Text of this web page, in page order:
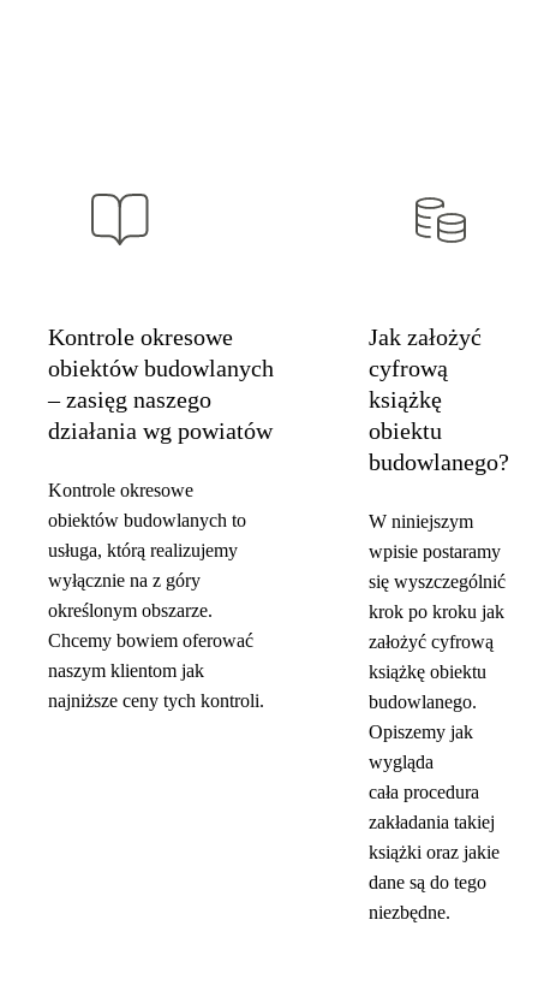
Kontrole okresowe
obiektów budowlanych
– zasięg naszego
działania wg powiatów
Kontrole okresowe
obiektów budowlanych to
usługa, którą realizujemy
wyłącznie na z góry
określonym obszarze.
Chcemy bowiem oferować
naszym klientom jak
najniższe ceny tych kontroli.
Jak założyć
cyfrową
książkę
obiektu
budowlanego?
W niniejszym
wpisie postaramy
się wyszczególnić
krok po kroku jak
założyć cyfrową
książkę obiektu
budowlanego.
Opiszemy jak
wygląda
cała procedura
zakładania takiej
książki oraz jakie
dane są do tego
niezbędne.